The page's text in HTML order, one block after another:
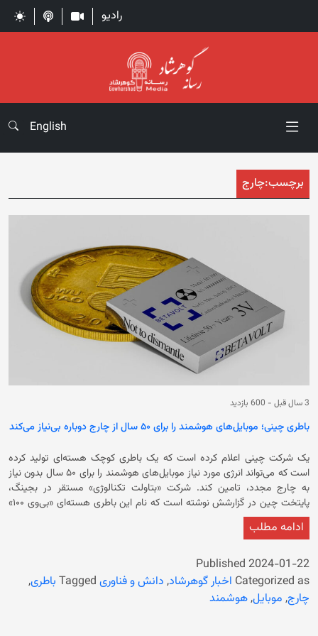
رادیو
English
برچسب:چارج
3 سال قبل - 600 بازدید
باطری چینی؛ موبایل‌های هوشمند را برای ۵۰ سال از چارج دوباره بی‌نیاز می‌کند
یک شرکت چینی اعلام کرده است که یک باطری کوچک هسته‌ای تولید کرده
است که می‌تواند انرژی مورد نیاز موبایل‌های هوشمند را برای ۵۰ سال بدون نیاز
به چارج مجدد، تامین کند. شرکت «بتاولت تکنالوژی» مستقر در بجینگ،
پایتخت چین در گزارشش نوشته است که نام این باطری هسته‌ای «بی‌وی ۱۰۰»
به بازار عرضه کند. شرکت بتاولت گفته است که این ابداع، می‌تواند نسل چارجر و
پاوربانک را از بازارها برچیند. در ادامه آمده است که باطری، اولین باطری
هسته‌ای است که انرژی آزادشده توسط «ایزی‌توپ‌ها» را از طریق «نیمه‌رساناها»
ادامه مطلب
Published 2024-01-22
Categorized as اخبار گوهرشاد, دانش و فناوری Tagged باطری,
چارج, موبایل,هوشمند